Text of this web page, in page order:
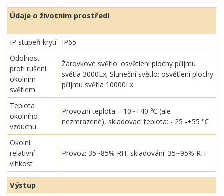
Údaje o životním prostředí
IP stupeň krytí
IP65
Odolnost
proti rušení
okolním
světlem
Žárovkové světlo: osvětlení plochy příjmu
světla 3000Lx; Sluneční světlo: osvětlení plochy
příjmu světla 10000Lx
Teplota
okolního
vzduchu
Provozní teplota: - 10~+40 ℃ (ale
nezmrazené), skladovací teplota: - 25 -+55 ℃
Okolní
relativní
vlhkost
Provoz: 35~85% RH, skladování: 35~95% RH
Výstup